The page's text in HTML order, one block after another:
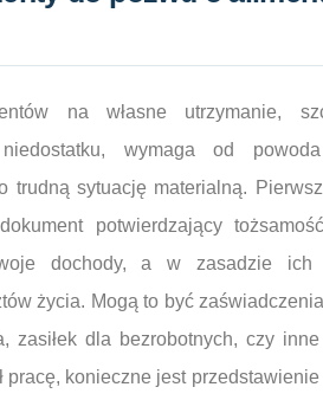
na własne utrzymanie,
wymaga od
trudną sytuację materialną.
potwierdzający
dochody, a w zasadzie
życia. Mogą to być
zasiłek dla bezrobotnych, czy
pracę, konieczne jest